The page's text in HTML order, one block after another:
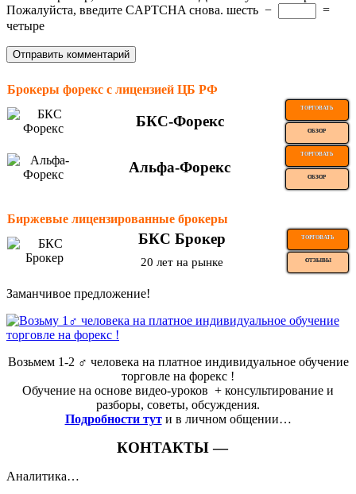
Пожалуйста, введите CAPTCHA снова. шесть −
=
четыре
Брокеры форекс с лицензией ЦБ РФ
БКС-Форекс
ТОРГОВАТЬ
ОБЗОР
Альфа-Форекс
ТОРГОВАТЬ
ОБЗОР
Биржевые лицензированные брокеры
БКС Брокер ТОРГОВАТЬ
20 лет на рынке ОТЗЫВЫ
Заманчивое предложение!
Возьмем 1-2 ‍♂️ человека на платное индивидуальное обучение
торговле на форекс !
Обучение на основе видео-уроков ️ + консультирование и
разборы, советы, обсуждения.
Подробности тут и в личном общении…
КОНТАКТЫ —
Аналитика…